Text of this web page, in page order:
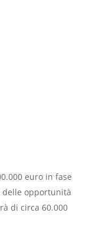
euro in fase
delle opportunità
di circa 60.000